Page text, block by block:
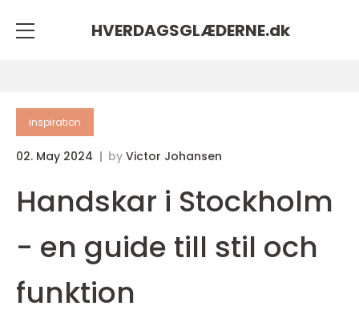
HVERDAGSGLÆDERNE.dk
inspiration
02. May 2024 by Victor Johansen
Handskar i Stockholm
- en guide till stil och
funktion